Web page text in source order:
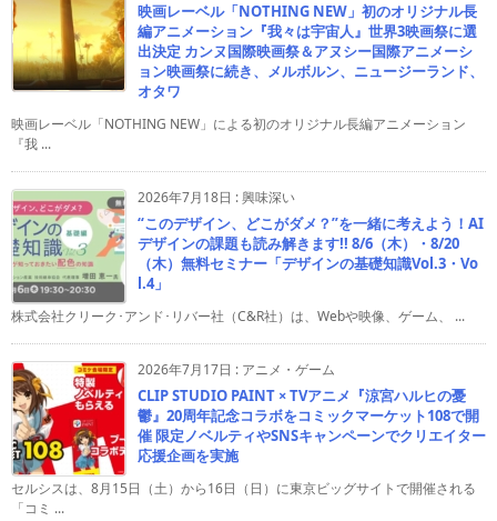
映画レーベル「NOTHING NEW」初のオリジナル長
編アニメーション『我々は宇宙人』世界3映画祭に選
出決定 カンヌ国際映画祭＆アヌシー国際アニメーシ
ョン映画祭に続き、メルボルン、ニュージーランド、
オタワ
映画レーベル「NOTHING NEW」による初のオリジナル長編アニメーション
『我 ...
2026年7月18日 :興味深い
“このデザイン、どこがダメ？”を一緒に考えよう！AI
デザインの課題も読み解きます!! 8/6（木）・8/20
（木）無料セミナー「デザインの基礎知識Vol.3・Vo
l.4」
株式会社クリーク･アンド･リバー社（C&R社）は、Webや映像、ゲーム、 ...
2026年7月17日 : アニメ・ゲーム
CLIP STUDIO PAINT × TVアニメ『涼宮ハルヒの憂
鬱』20周年記念コラボをコミックマーケット108で開
催 限定ノベルティやSNSキャンペーンでクリエイター
応援企画を実施
セルシスは、8月15日（土）から16日（日）に東京ビッグサイトで開催される
「コミ ...